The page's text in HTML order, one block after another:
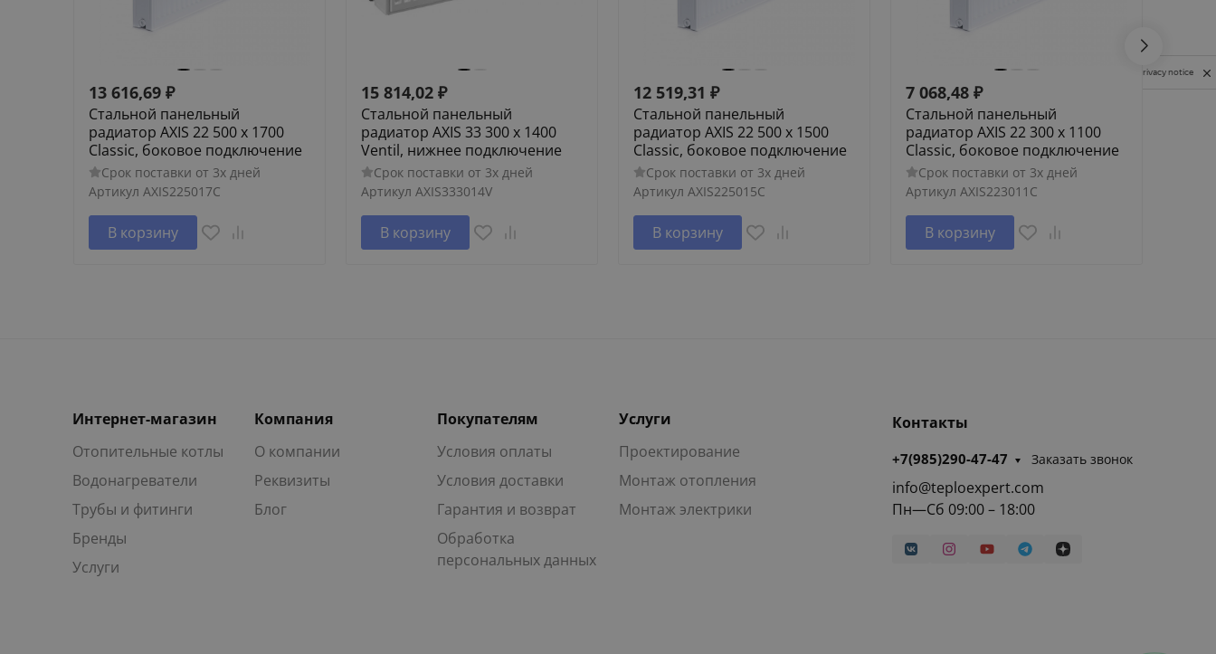
13 616,69 ₽
Стальной панельный
радиатор AXIS 22 500 x 1700
Classic, боковое подключение
Срок поставки от 3х дней
Артикул AXIS225017C
В корзину
15 814,02 ₽
Стальной панельный
радиатор AXIS 33 300 x 1400
Ventil, нижнее подключение
Срок поставки от 3х дней
Артикул AXIS333014V
В корзину
12 519,31 ₽
Стальной панельный
радиатор AXIS 22 500 x 1500
Classic, боковое подключение
Срок поставки от 3х дней
Артикул AXIS225015C
В корзину
7 068,48 ₽
Стальной панельный
радиатор AXIS 22 300 x 1100
Classic, боковое подключение
Срок поставки от 3х дней
Артикул AXIS223011C
В корзину
Интернет-магазин
Отопительные котлы
Водонагреватели
Трубы и фитинги
Бренды
Услуги
Компания
О компании
Реквизиты
Блог
Покупателям
Условия оплаты
Условия доставки
Гарантия и возврат
Обработка
персональных данных
Услуги
Проектирование
Монтаж отопления
Монтаж электрики
Контакты
+7(985)290-47-47 Заказать звонок
info@teploexpert.com
Пн—Сб 09:00 – 18:00
Privacy notice